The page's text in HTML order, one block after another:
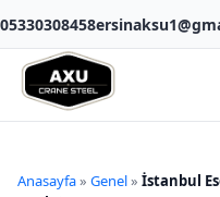
05330308458
Anasayfa» Genel» İstanbul